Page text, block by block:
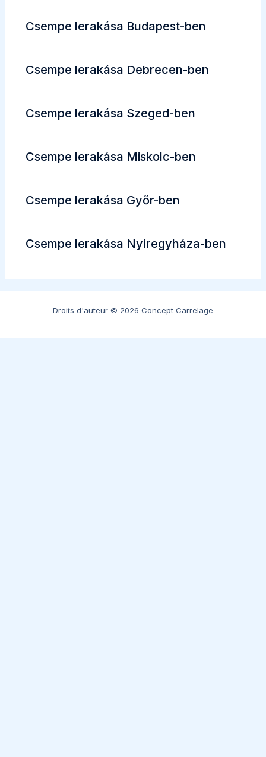
Csempe lerakása Budapest-ben
Csempe lerakása Debrecen-ben
Csempe lerakása Szeged-ben
Csempe lerakása Miskolc-ben
Csempe lerakása Győr-ben
Csempe lerakása Nyíregyháza-ben
Droits d'auteur © 2026 Concept Carrelage